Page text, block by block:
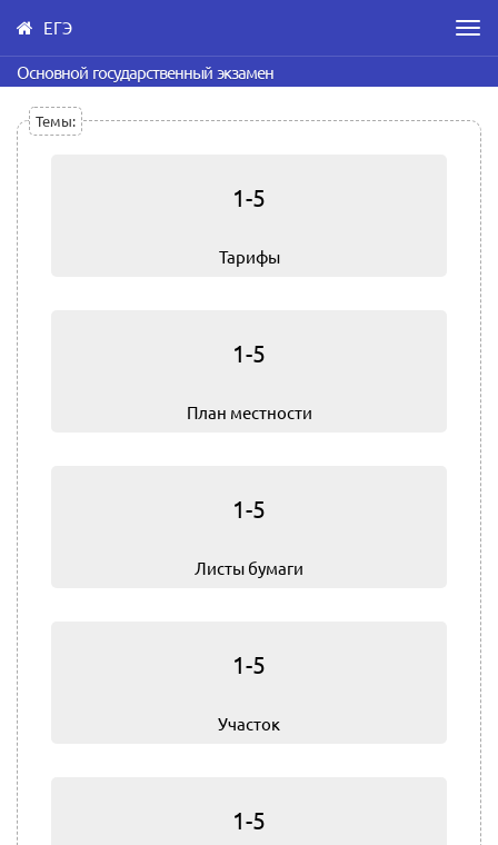
Skip
to
main
content
ЕГЭ
Основной государственный экзамен
Темы:
1-5
Тарифы
1-5
План местности
1-5
Листы бумаги
1-5
Участок
1-5